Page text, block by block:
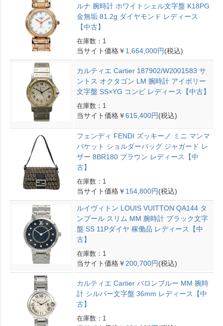
ルナ 腕時計 ホワイトシェル文字盤 K18PG
金無垢 81.2g ダイヤモンド レディース
【中古】
在庫数：1
当サイト価格￥ 1,664,000円(税込)
カルティエ Cartier 187902/W2001583 サ
ントス オクタゴン LM 腕時計 アイボリー
文字盤 SS×YG コンビ レディース【中古】
在庫数：1
当サイト価格￥615,400円(税込)
フェンディ FENDI ズッキーノ ミニ マンマ
バケット ショルダーバッグ ジャガード レ
ザー 8BR180 ブラウン レディース【中
古】
在庫数：1
当サイト価格￥ 154,800円(税込)
ルイヴィトン LOUIS VUITTON QA144 タ
ンブール スリム MM 腕時計 ブラック文字
盤 SS 11Pダイヤ 稼働品 レディース【中
古】
在庫数：1
当サイト価格￥ 200,700円(税込)
カルティエ Cartier バロンブルー MM 腕時
計 シルバー文字盤 36mm レディース【中
古】
在庫数：1